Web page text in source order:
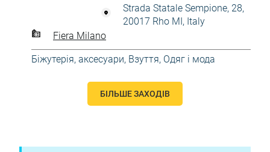
Strada Statale Sempione, 28,
20017 Rho MI, Italy
Fiera Milano
Біжутерія, аксесуари, Взуття, Одяг і мода
БІЛЬШЕ ЗАХОДІВ